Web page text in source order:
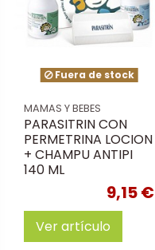
Fuera de stock
MAMAS Y BEBES
PARASITRIN CON
PERMETRINA LOCION
+ CHAMPU ANTIPI
140 ML
9,15 €
Ver artículo